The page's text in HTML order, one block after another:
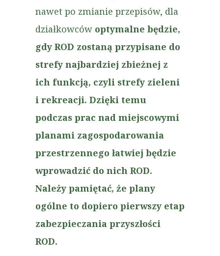
nawet po zmianie przepisów, dla
działkowców optymalne będzie,
gdy ROD zostaną przypisane do
strefy najbardziej zbieżnej z
ich funkcją, czyli strefy zieleni
i rekreacji. Dzięki temu
podczas prac nad miejscowymi
planami zagospodarowania
przestrzennego łatwiej będzie
wprowadzić do nich ROD.
Należy pamiętać, że plany
ogólne to dopiero pierwszy etap
zabezpieczania przyszłości
ROD.